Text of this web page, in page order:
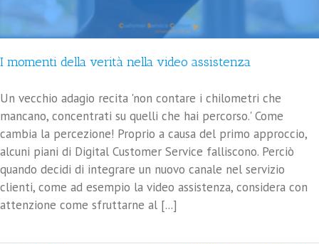
I momenti della verità nella video assistenza
Un vecchio adagio recita 'non contare i chilometri che
mancano, concentrati su quelli che hai percorso.' Come
cambia la percezione! Proprio a causa del primo approccio,
alcuni piani di Digital Customer Service falliscono. Perciò
quando decidi di integrare un nuovo canale nel servizio
clienti, come ad esempio la video assistenza, considera con
attenzione come sfruttarne al [...]